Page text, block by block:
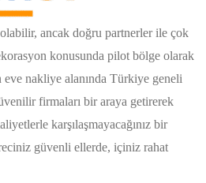
ancak doğru partnerler ile çok
konusunda pilot bölge olarak
eve nakliye alanında Türkiye geneli
firmaları bir araya getirerek
karşılaşmayacağınız bir
güvenli ellerde, içiniz rahat